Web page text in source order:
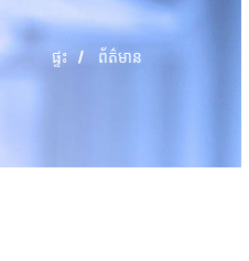
ផ្ទះ ព័ត៌មាន